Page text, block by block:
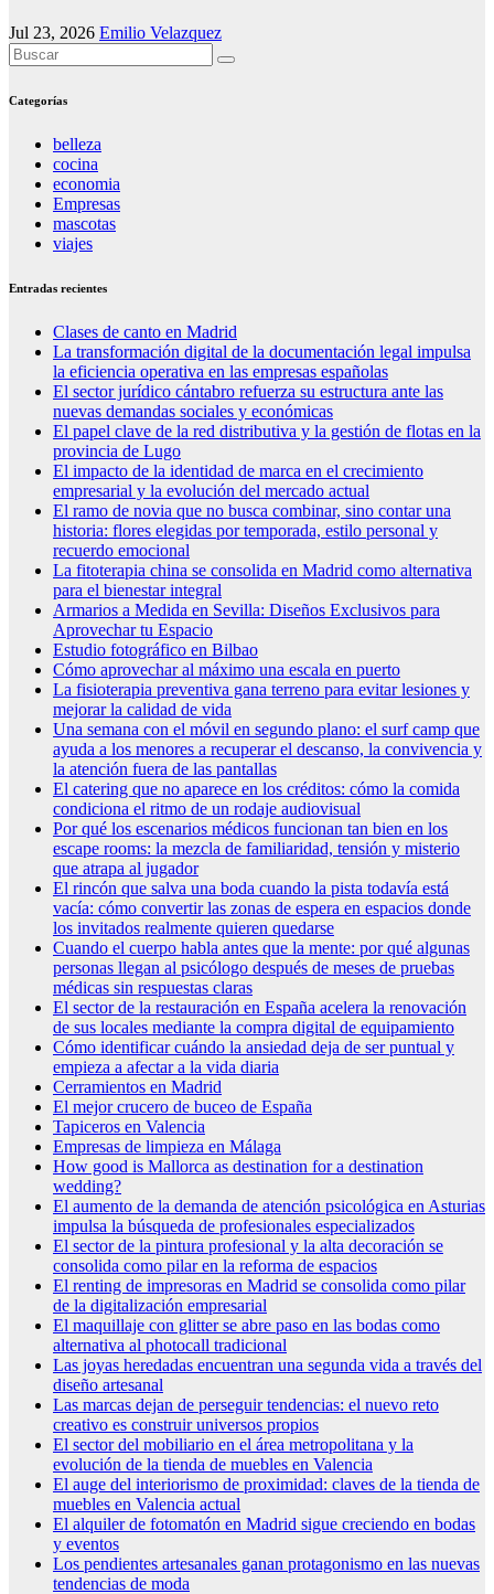
Jul 23, 2026 Emilio Velazquez
Categorías
belleza
cocina
economia
Empresas
mascotas
viajes
Entradas recientes
Clases de canto en Madrid
La transformación digital de la documentación legal impulsa
la eficiencia operativa en las empresas españolas
El sector jurídico cántabro refuerza su estructura ante las
nuevas demandas sociales y económicas
El papel clave de la red distributiva y la gestión de flotas en la
provincia de Lugo
El impacto de la identidad de marca en el crecimiento
empresarial y la evolución del mercado actual
El ramo de novia que no busca combinar, sino contar una
historia: flores elegidas por temporada, estilo personal y
recuerdo emocional
La fitoterapia china se consolida en Madrid como alternativa
para el bienestar integral
Armarios a Medida en Sevilla: Diseños Exclusivos para
Aprovechar tu Espacio
Estudio fotográfico en Bilbao
Cómo aprovechar al máximo una escala en puerto
La fisioterapia preventiva gana terreno para evitar lesiones y
mejorar la calidad de vida
Una semana con el móvil en segundo plano: el surf camp que
ayuda a los menores a recuperar el descanso, la convivencia y
la atención fuera de las pantallas
El catering que no aparece en los créditos: cómo la comida
condiciona el ritmo de un rodaje audiovisual
Por qué los escenarios médicos funcionan tan bien en los
escape rooms: la mezcla de familiaridad, tensión y misterio
que atrapa al jugador
El rincón que salva una boda cuando la pista todavía está
vacía: cómo convertir las zonas de espera en espacios donde
los invitados realmente quieren quedarse
Cuando el cuerpo habla antes que la mente: por qué algunas
personas llegan al psicólogo después de meses de pruebas
médicas sin respuestas claras
El sector de la restauración en España acelera la renovación
de sus locales mediante la compra digital de equipamiento
Cómo identificar cuándo la ansiedad deja de ser puntual y
empieza a afectar a la vida diaria
Cerramientos en Madrid
El mejor crucero de buceo de España
Tapiceros en Valencia
Empresas de limpieza en Málaga
How good is Mallorca as destination for a destination
wedding?
El aumento de la demanda de atención psicológica en Asturias
impulsa la búsqueda de profesionales especializados
El sector de la pintura profesional y la alta decoración se
consolida como pilar en la reforma de espacios
El renting de impresoras en Madrid se consolida como pilar
de la digitalización empresarial
El maquillaje con glitter se abre paso en las bodas como
alternativa al photocall tradicional
Las joyas heredadas encuentran una segunda vida a través del
diseño artesanal
Las marcas dejan de perseguir tendencias: el nuevo reto
creativo es construir universos propios
El sector del mobiliario en el área metropolitana y la
evolución de la tienda de muebles en Valencia
El auge del interiorismo de proximidad: claves de la tienda de
muebles en Valencia actual
El alquiler de fotomatón en Madrid sigue creciendo en bodas
y eventos
Los pendientes artesanales ganan protagonismo en las nuevas
tendencias de moda